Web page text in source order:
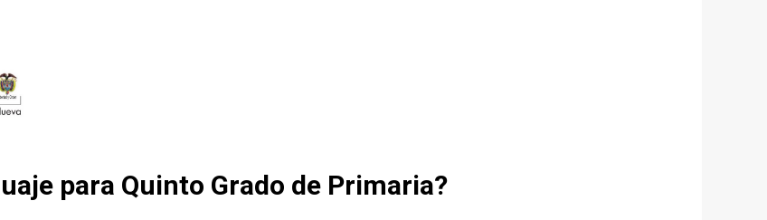
para Quinto Grado de Primaria?